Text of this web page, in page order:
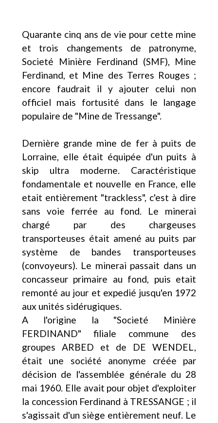
Quarante cinq ans de vie pour cette mine
et trois changements de patronyme,
Societé Minière Ferdinand (SMF), Mine
Ferdinand, et Mine des Terres Rouges ;
encore faudrait il y ajouter celui non
officiel mais fortusité dans le langage
populaire de "Mine de Tressange".
Dernière grande mine de fer à puits de
Lorraine, elle était équipée d'un puits à
skip ultra moderne. Caractéristique
fondamentale et nouvelle en France, elle
etait entièrement "trackless", c'est à dire
sans voie ferrée au fond. Le minerai
chargé par des chargeuses
transporteuses était amené au puits par
système de bandes transporteuses
(convoyeurs). Le minerai passait dans un
concasseur primaire au fond, puis etait
remonté au jour et expedié jusqu'en 1972
aux unités sidérugiques.
A l'origine la "Societé Minière
FERDINAND" filiale commune des
groupes ARBED et de DE WENDEL,
était une société anonyme créée par
décision de l'assemblée générale du 28
mai 1960. Elle avait pour objet d'exploiter
la concession Ferdinand à TRESSANGE ; il
s'agissait d'un siège entièrement neuf. Le